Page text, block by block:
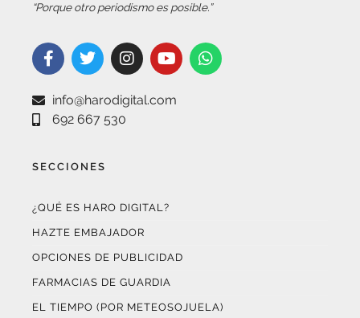
“Porque otro periodismo es posible.”
info@harodigital.com
692 667 530
SECCIONES
¿QUÉ ES HARO DIGITAL?
HAZTE EMBAJADOR
OPCIONES DE PUBLICIDAD
FARMACIAS DE GUARDIA
EL TIEMPO (POR METEOSOJUELA)